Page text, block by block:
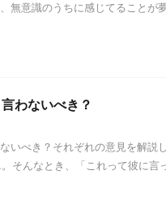
無意識のうちに感じてることが
わないべき？
いべき？それぞれの意見を解説
そんなとき、「これって彼に言